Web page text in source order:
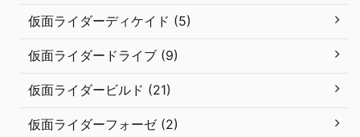
仮面ライダーディケイド (5)
仮面ライダードライブ (9)
仮面ライダービルド (21)
仮面ライダーフォーゼ (2)